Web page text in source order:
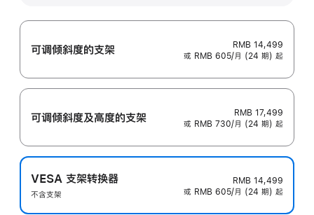
可调倾斜度的支架
RMB 14,499
或 RMB 605/月 (24 期) 起
可调倾斜度及高‍度的支‍架
RMB 17,499
或 RMB 730/月 (24 期) 起
VESA 支架转换器
不含支架
RMB 14,499
或 RMB 605/月 (24 期) 起